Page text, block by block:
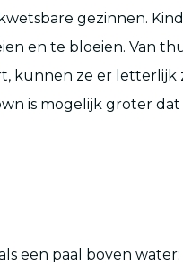
gezinnen.
en te bloeien. Van
kunnen ze er letterlijk
is mogelijk groter dat
een paal boven